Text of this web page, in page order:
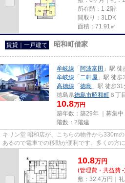
所在階：1-2階
間取り：3LDK
面積：71.91㎡
賃貸｜一戸建て 昭和町借家
牟岐線 「 阿波富田 」駅
牟岐線 「 二軒屋 」駅 徒歩
高徳線 「 徳島 」駅 徒歩31
徳島県徳島市昭和町 ６丁
10.8万円
築年数：築29年 ｜募集中
階数：2階建
キリン堂 昭和店が、こちらの物件から330m
あるので電車での移動が便利です。多くの方
10.8万円
(管理費・共益費 -
敷：32.4万円｜